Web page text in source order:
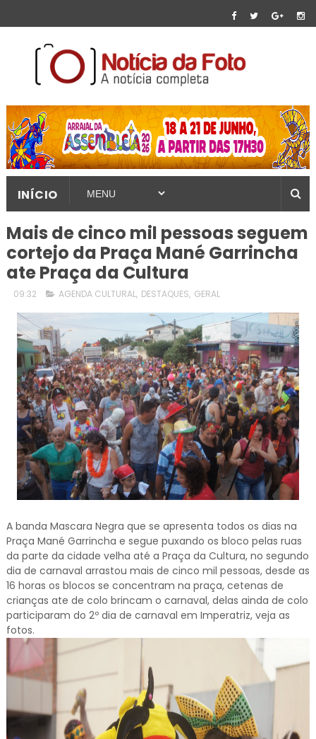
INÍCIO
Mais de cinco mil pessoas seguem
cortejo da Praça Mané Garrincha
ate Praça da Cultura
09:32 AGENDA CULTURAL, DESTAQUES, GERAL
A banda Mascara Negra que se apresenta todos os dias na
Praça Mané Garrincha e segue puxando os bloco pelas ruas
da parte da cidade velha até a Praça da Cultura, no segundo
dia de carnaval arrastou mais de cinco mil pessoas, desde as
16 horas os blocos se concentram na praça, cetenas de
crianças ate de colo brincam o carnaval, delas ainda de colo
participaram do 2º dia de carnaval em Imperatriz, veja as
fotos.